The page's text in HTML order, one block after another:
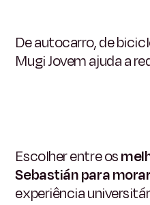
De autocarro, de
Mugi Jovem ajuda a
Escolher entre os
Sebastián para morar
experiência